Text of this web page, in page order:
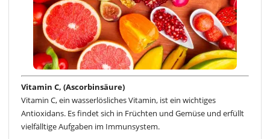
Vitamin C, (Ascorbinsäure)
Vitamin C, ein wasserlösliches Vitamin, ist ein wichtiges
Antioxidans. Es findet sich in Früchten und Gemüse und erfüllt
vielfälltige Aufgaben im Immunsystem.